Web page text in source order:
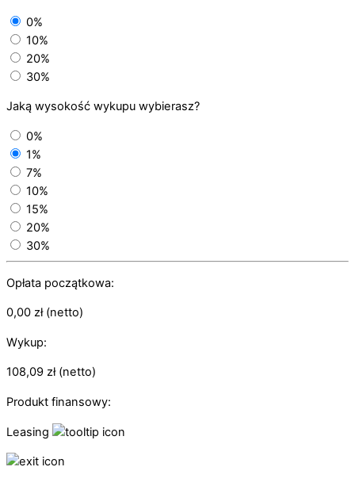
0%
10%
20%
30%
Jaką wysokość wykupu wybierasz?
0%
1%
7%
10%
15%
20%
30%
Opłata początkowa:
0,00 zł(netto)
Wykup:
108,09 zł(netto)
Produkt finansowy:
Leasing